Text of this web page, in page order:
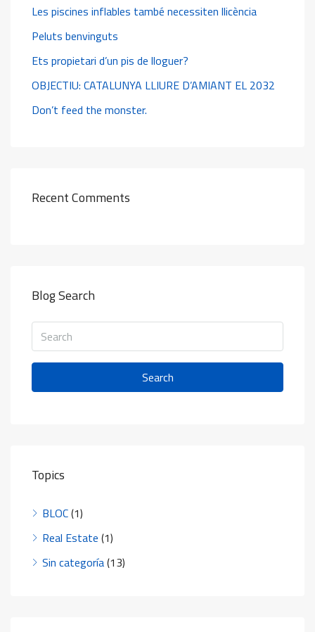
Les piscines inflables també necessiten llicència
Peluts benvinguts
Ets propietari d’un pis de lloguer?
OBJECTIU: CATALUNYA LLIURE D’AMIANT EL 2032
Don’t feed the monster.
Recent Comments
Blog Search
Search
Topics
BLOC(1)
Real Estate (1)
Sin categoría(13)